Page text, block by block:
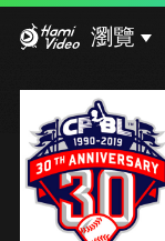
瀏覽